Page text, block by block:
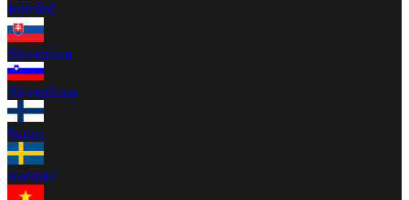
Română
Slovenčina
Slovenščina
Suomi
Svenska